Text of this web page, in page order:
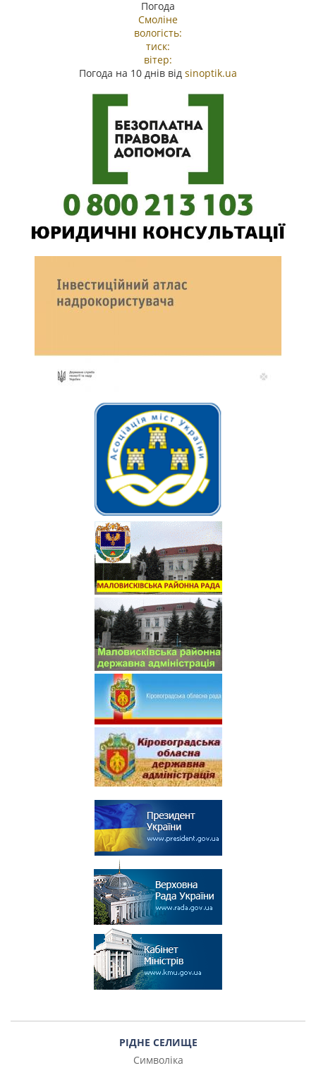
Погода
Смоліне
вологість:
тиск:
вітер:
Погода на 10 днів від sinoptik.ua
РІДНЕ СЕЛИЩЕ
Символіка